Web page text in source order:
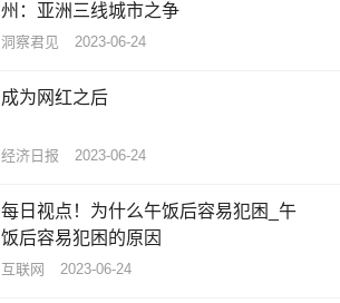
州：亚洲三线城市之争
洞察君见 2023-06-24
成为网红之后
经济日报 2023-06-24
每日视点！为什么午饭后容易犯困_午
饭后容易犯困的原因
互联网 2023-06-24